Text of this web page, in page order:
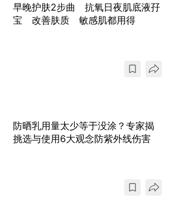
早晚护肤2步曲 抗氧日夜肌底液孖
宝 改善肤质 敏感肌都用得
防晒乳用量太少等于没涂？专家揭
挑选与使用6大观念防紫外线伤害